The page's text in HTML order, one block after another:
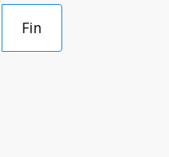
Fin